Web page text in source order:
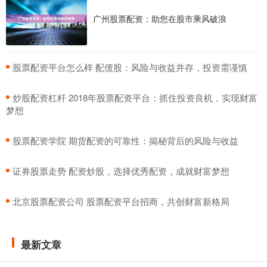
广州股票配资：助您在股市乘风破浪
​股票配资平台怎么样 配债股：风险与收益并存，投资需谨慎
​炒股配资杠杆 2018年股票配资平台：抓住投资良机，实现财富
梦想
​股票配资学院 期货配资的可靠性：揭秘背后的风险与收益
​证券股票走势 配资炒股，选择优秀配资，成就财富梦想
​北京股票配资公司 股票配资平台招商，共创财富新格局
最新文章